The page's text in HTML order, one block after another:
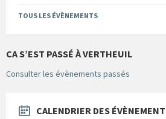
TOUS LES ÉVÈNEMENTS
CA S’EST PASSÉ À VERTHEUIL
Consulter les évènements passés
CALENDRIER DES